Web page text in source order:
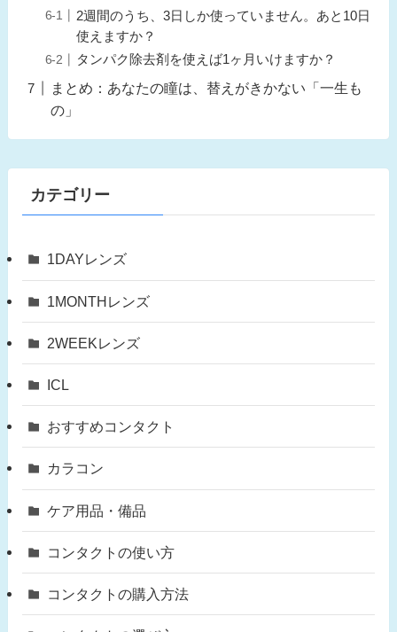
2週間のうち、3日しか使っていません。あと10日
使えますか？
タンパク除去剤を使えば1ヶ月いけますか？
まとめ：あなたの瞳は、替えがきかない「一生も
の」
カテゴリー
1DAYレンズ
1MONTHレンズ
2WEEKレンズ
ICL
おすすめコンタクト
カラコン
ケア用品・備品
コンタクトの使い方
コンタクトの購入方法